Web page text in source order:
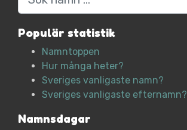
Populär statistik
Namntoppen
Hur många heter?
Sveriges vanligaste namn?
Sveriges vanligaste efternamn?
Namnsdagar